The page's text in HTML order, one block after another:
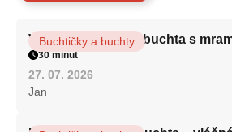
Vláčná olejová litá buchta s
Buchtičky a buchty
30 minut
27. 07. 2026
Jan